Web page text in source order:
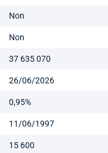
Non
Non
37 635 070
26/06/2026
0,95%
11/06/1997
15 600